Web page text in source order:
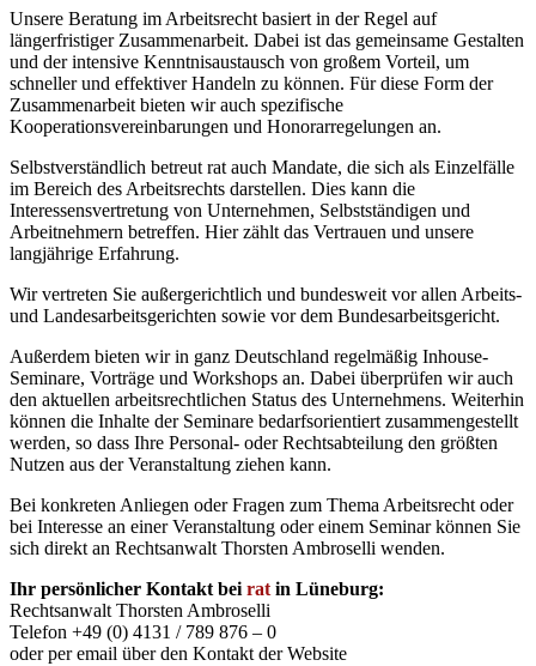
Unsere Beratung im Arbeitsrecht basiert in der Regel auf
längerfristiger Zusammenarbeit. Dabei ist das gemeinsame Gestalten
und der intensive Kenntnisaustausch von großem Vorteil, um
schneller und effektiver Handeln zu können. Für diese Form der
Zusammenarbeit bieten wir auch spezifische
Kooperationsvereinbarungen und Honorarregelungen an.
Selbstverständlich betreut rat auch Mandate, die sich als Einzelfälle
im Bereich des Arbeitsrechts darstellen. Dies kann die
Interessensvertretung von Unternehmen, Selbstständigen und
Arbeitnehmern betreffen. Hier zählt das Vertrauen und unsere
langjährige Erfahrung.
Wir vertreten Sie außergerichtlich und bundesweit vor allen Arbeits-
und Landesarbeitsgerichten sowie vor dem Bundesarbeitsgericht.
Außerdem bieten wir in ganz Deutschland regelmäßig Inhouse-
Seminare, Vorträge und Workshops an. Dabei überprüfen wir auch
den aktuellen arbeitsrechtlichen Status des Unternehmens. Weiterhin
können die Inhalte der Seminare bedarfsorientiert zusammengestellt
werden, so dass Ihre Personal- oder Rechtsabteilung den größten
Nutzen aus der Veranstaltung ziehen kann.
Bei konkreten Anliegen oder Fragen zum Thema Arbeitsrecht oder
bei Interesse an einer Veranstaltung oder einem Seminar können Sie
sich direkt an Rechtsanwalt Thorsten Ambroselli wenden.
Ihr persönlicher Kontakt bei rat in Lüneburg:
Rechtsanwalt Thorsten Ambroselli
Telefon +49 (0) 4131 / 789 876 – 0
oder per email über den Kontakt der Website